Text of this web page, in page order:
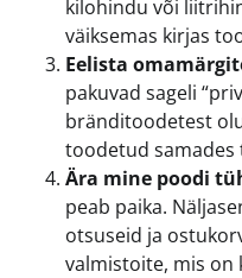
kilohindu või
väiksemas kirjas
Eelista
pakuvad sageli
bränditoodetest
toodetud samades
Ära mine poodi
peab paika.
otsuseid ja
valmistoite, mis on